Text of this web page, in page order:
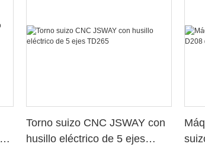
Torno suizo CNC JSWAY con
husillo eléctrico de 5 ejes